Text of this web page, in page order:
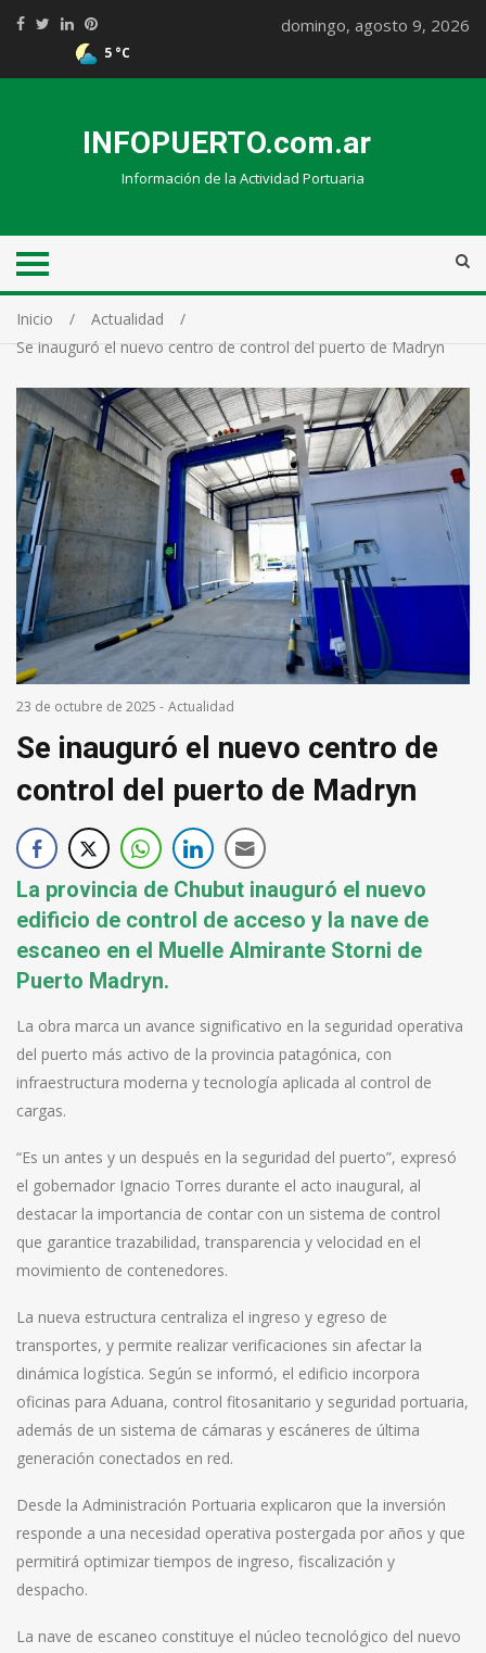
5 °C
domingo, agosto 9, 2026
INFOPUERTO.com.ar
Información de la Actividad Portuaria
Inicio
Actualidad
Se inauguró el nuevo centro de control del puerto de Madryn
23 de octubre de 2025 - Actualidad
Se inauguró el nuevo centro de
control del puerto de Madryn
La provincia de Chubut inauguró el nuevo
edificio de control de acceso y la nave de
escaneo en el Muelle Almirante Storni de
Puerto Madryn.
La obra marca un avance significativo en la seguridad operativa
del puerto más activo de la provincia patagónica, con
infraestructura moderna y tecnología aplicada al control de
cargas.
“Es un antes y un después en la seguridad del puerto”, expresó
el gobernador Ignacio Torres durante el acto inaugural, al
destacar la importancia de contar con un sistema de control
que garantice trazabilidad, transparencia y velocidad en el
movimiento de contenedores.
La nueva estructura centraliza el ingreso y egreso de
transportes, y permite realizar verificaciones sin afectar la
dinámica logística. Según se informó, el edificio incorpora
oficinas para Aduana, control fitosanitario y seguridad portuaria,
además de un sistema de cámaras y escáneres de última
generación conectados en red.
Desde la Administración Portuaria explicaron que la inversión
responde a una necesidad operativa postergada por años y que
permitirá optimizar tiempos de ingreso, fiscalización y
despacho.
La nave de escaneo constituye el núcleo tecnológico del nuevo